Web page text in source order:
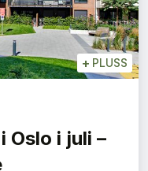
+ PLUSS
Oslo i juli –